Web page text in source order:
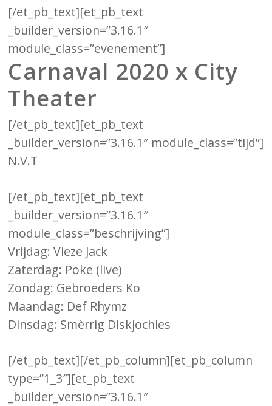
[/et_pb_text][et_pb_text
_builder_version=”3.16.1″
module_class=”evenement”]
Carnaval 2020 x City
Theater
[/et_pb_text][et_pb_text
_builder_version=”3.16.1″ module_class=”tijd”]
N.V.T
[/et_pb_text][et_pb_text
_builder_version=”3.16.1″
module_class=”beschrijving”]
Vrijdag: Vieze Jack
Zaterdag: Poke (live)
Zondag: Gebroeders Ko
Maandag: Def Rhymz
Dinsdag: Smèrrig Diskjochies
[/et_pb_text][/et_pb_column][et_pb_column
type=”1_3″][et_pb_text
_builder_version=”3.16.1″